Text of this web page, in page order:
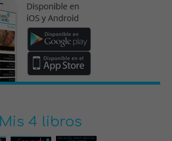
Mis 4 libros